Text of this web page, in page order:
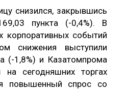
снизился, закрывшись
пункта (-0,4%). В
корпоративных событий
снижения выступили
(-1,8%) и Казатомпрома
сегодняшних торгах
повышенный спрос со